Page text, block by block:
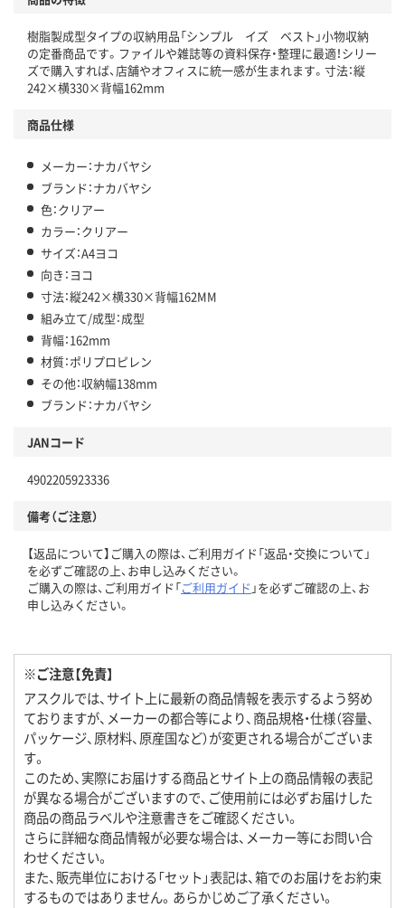
樹脂製成型タイプの収納用品「シンプル イズ ベスト」小物収納
の定番商品です。ファイルや雑誌等の資料保存・整理に最適！シリー
ズで購入すれば、店舗やオフィスに統一感が生まれます。寸法：縦
242×横330×背幅162mm
商品仕様
メーカー：ナカバヤシ
ブランド：ナカバヤシ
色：クリアー
カラー：クリアー
サイズ：A4ヨコ
向き：ヨコ
寸法：縦242×横330×背幅162MM
組み立て/成型：成型
背幅：162mm
材質：ポリプロピレン
その他：収納幅138mm
ブランド：ナカバヤシ
JANコード
4902205923336
備考（ご注意）
【返品について】ご購入の際は、ご利用ガイド「返品・交換について」
を必ずご確認の上、お申し込みください。
ご購入の際は、ご利用ガイド「ご利用ガイド 」を必ずご確認の上、お
申し込みください。
※ご注意【免責】
アスクルでは、サイト上に最新の商品情報を表示するよう努め
ておりますが、メーカーの都合等により、商品規格・仕様（容量、
パッケージ、原材料、原産国など）が変更される場合がございま
す。
このため、実際にお届けする商品とサイト上の商品情報の表記
が異なる場合がございますので、ご使用前には必ずお届けした
商品の商品ラベルや注意書きをご確認ください。
さらに詳細な商品情報が必要な場合は、メーカー等にお問い合
わせください。
また、販売単位における「セット」表記は、箱でのお届けをお約束
するものではありません。あらかじめご了承ください。